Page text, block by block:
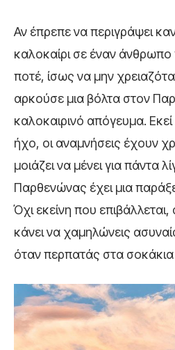
Αν έπρεπε να περιγράψει
καλοκαίρι σε έναν άνθρωπο
ποτέ, ίσως να μην
αρκούσε μια βόλτα στον
καλοκαιρινό απόγευμα.
ήχο, οι αναμνήσεις έχουν
μοιάζει να μένει για πάντα
Παρθενώνας έχει μια
Όχι εκείνη που
κάνει να χαμηλώνεις
όταν περπατάς στα σοκάκια